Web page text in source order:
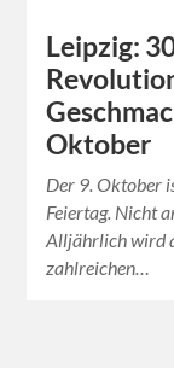
Leipzig:
Oktober
Der 9. Oktober
Feiertag. Nicht
Alljährlich wird
zahlreichen…